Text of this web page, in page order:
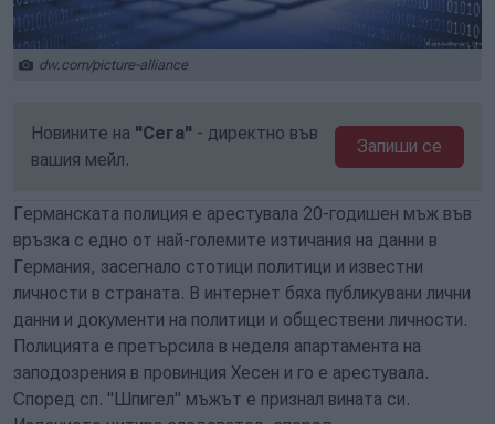
dw.com/picture-alliance
Новините на "Сега" - директно във
вашия мейл.
Запиши се
Германската полиция е арестувала 20-годишен мъж във
връзка с едно от най-големите изтичания на данни в
Германия, засегнало стотици политици и известни
личности в страната. В интернет бяха публикувани лични
данни и документи на политици и обществени личности.
Полицията е претърсила в неделя апартамента на
заподозрения в провинция Хесен и го е арестувала.
Според сп. "Шпигел" мъжът е признал вината си.